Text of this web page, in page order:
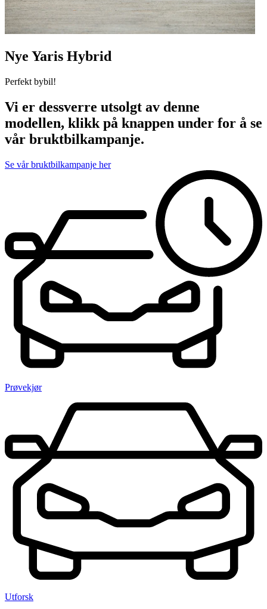
Nye Yaris Hybrid
Perfekt bybil!
Vi er dessverre utsolgt av denne
modellen, klikk på knappen under for å se
vår bruktbilkampanje.
Se vår bruktbilkampanje her
Prøvekjør
Utforsk